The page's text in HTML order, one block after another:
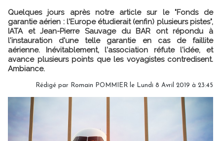
Quelques jours après notre article sur le "Fonds de
garantie aérien : l'Europe étudierait (enfin) plusieurs pistes",
IATA et Jean-Pierre Sauvage du BAR ont répondu à
l'instauration d'une telle garantie en cas de faillite
aérienne. Inévitablement, l'association réfute l'idée, et
avance plusieurs points que les voyagistes contredisent.
Ambiance.
Rédigé par Romain POMMIER le Lundi 8 Avril 2019 à 23:45